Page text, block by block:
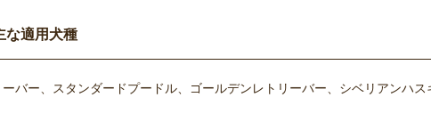
な適用犬種
バー、スタンダードプードル、ゴールデンレトリーバー、シベリアンハ